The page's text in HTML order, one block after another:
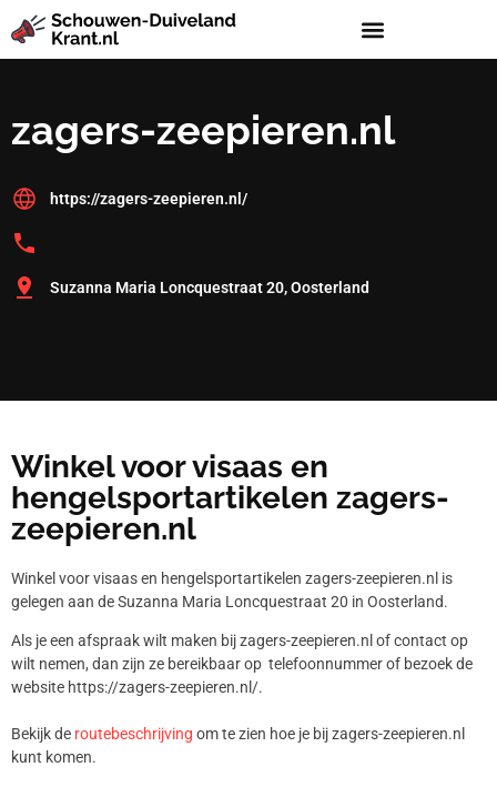
zagers-zeepieren.nl
https://zagers-zeepieren.nl/
Suzanna Maria Loncquestraat 20, Oosterland
Winkel voor visaas en
hengelsportartikelen zagers-
zeepieren.nl
Winkel voor visaas en hengelsportartikelen zagers-zeepieren.nl is
gelegen aan de Suzanna Maria Loncquestraat 20 in Oosterland.
Als je een afspraak wilt maken bij zagers-zeepieren.nl of contact op
wilt nemen, dan zijn ze bereikbaar op telefoonnummerof bezoek de
website https://zagers-zeepieren.nl/.
Bekijk de routebeschrijving om te zien hoe je bij zagers-zeepieren.nl
kunt komen.